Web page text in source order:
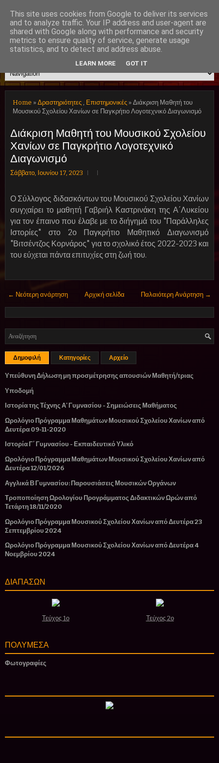
Μουσικό Σχολείο Χανίων
Home » Δραστηριότητες , Επιστημονικές » Διάκριση Μαθητή του
Μουσικού Σχολείου Χανίων σε Παγκρήτιο Λογοτεχνικό Διαγωνισμό
Διάκριση Μαθητή του Μουσικού Σχολείου
Χανίων σε Παγκρήτιο Λογοτεχνικό
Διαγωνισμό
Σάββατο, Ιουνίου 17, 2023
Ο Σύλλογος διδασκόντων του Μουσικού Σχολείου Χανίων
συγχαίρει το μαθητή Γαβριήλ Καστρινάκη της Α΄Λυκείου
για τον έπαινο που έλαβε με το διήγημά του "Παράλληλες
Ιστορίες" στο 2ο Παγκρήτιο Μαθητικό Διαγωνισμό
"Βιτσέντζος Κορνάρος" για το σχολικό έτος 2022-2023 και
του εύχεται πάντα επιτυχίες στη ζωή του.
← Νεότερη ανάρτηση Παλαιότερη Ανάρτηση →
Αρχική σελίδα
Δημοφιλή Κατηγορίες Αρχείο
Υπεύθυνη Δήλωση μη προσμέτρησης απουσιών Μαθητή/τριας
Υποδομή
Ιστορία της Τέχνης Α' Γυμνασίου - Σημειώσεις Μαθήματος
Ωρολόγιο Πρόγραμμα Μαθημάτων Μουσικού Σχολείου Χανίων από
Δευτέρα 09-11-2020
Ιστορία Γ΄ Γυμνασίου - Εκπαιδευτικό Υλικό
Ωρολόγιο Πρόγραμμα Μαθημάτων Μουσικού Σχολείου Χανίων από
Δευτέρα 12/01/2026
Αγγλικά Β Γυμνασίου: Παρουσιάσεις Μουσικών Οργάνων
Τροποποίηση Ωρολογίου Προγράμματος Διδακτικών Ωρών από
Τετάρτη 18/11/2020
Ωρολόγιο Πρόγραμμα Μουσικού Σχολείου Χανίων από Δευτέρα 23
Σεπτεμβρίου 2024
Ωρολόγιο Πρόγραμμα Μουσικού Σχολείου Χανίων από Δευτέρα 4
Νοεμβρίου 2024
ΔΙΑΠΑΣΩΝ
Τεύχος 1ο Τεύχος 2ο
ΠΟΛΥΜΕΣΑ
Φωτογραφίες
This site uses cookies from Google to deliver its services
and to analyze traffic. Your IP address and user-agent are
shared with Google along with performance and security
metrics to ensure quality of service, generate usage
statistics, and to detect and address abuse.
LEARN MORE GOT IT